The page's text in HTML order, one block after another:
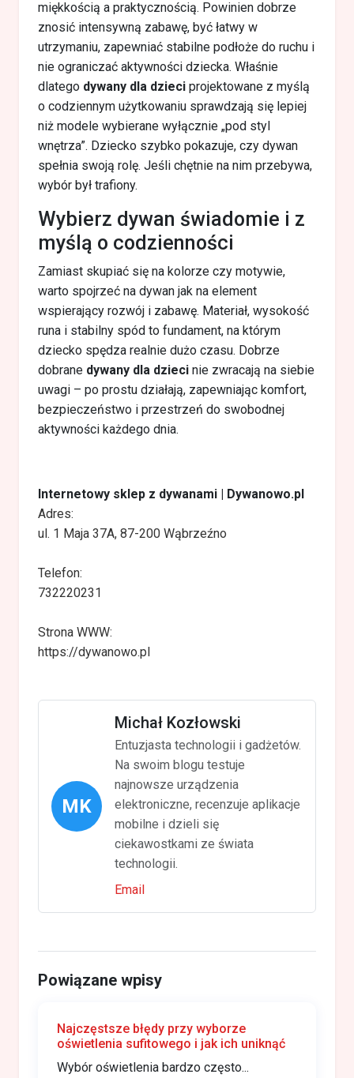
miękkością a praktycznością. Powinien dobrze
znosić intensywną zabawę, być łatwy w
utrzymaniu, zapewniać stabilne podłoże do ruchu i
nie ograniczać aktywności dziecka. Właśnie
dlatego dywany dla dzieci projektowane z myślą
o codziennym użytkowaniu sprawdzają się lepiej
niż modele wybierane wyłącznie „pod styl
wnętrza”. Dziecko szybko pokazuje, czy dywan
spełnia swoją rolę. Jeśli chętnie na nim przebywa,
wybór był trafiony.
Wybierz dywan świadomie i z
myślą o codzienności
Zamiast skupiać się na kolorze czy motywie,
warto spojrzeć na dywan jak na element
wspierający rozwój i zabawę. Materiał, wysokość
runa i stabilny spód to fundament, na którym
dziecko spędza realnie dużo czasu. Dobrze
dobrane dywany dla dzieci nie zwracają na siebie
uwagi – po prostu działają, zapewniając komfort,
bezpieczeństwo i przestrzeń do swobodnej
aktywności każdego dnia.
Internetowy sklep z dywanami | Dywanowo.pl
Adres:
ul. 1 Maja 37A, 87-200 Wąbrzeźno
Telefon:
732220231
Strona WWW:
https://dywanowo.pl
MK
Michał Kozłowski
Entuzjasta technologii i gadżetów.
Na swoim blogu testuje
najnowsze urządzenia
elektroniczne, recenzuje aplikacje
mobilne i dzieli się
ciekawostkami ze świata
technologii.
Email
Powiązane wpisy
Najczęstsze błędy przy wyborze
oświetlenia sufitowego i jak ich uniknąć
Wybór oświetlenia bardzo często...